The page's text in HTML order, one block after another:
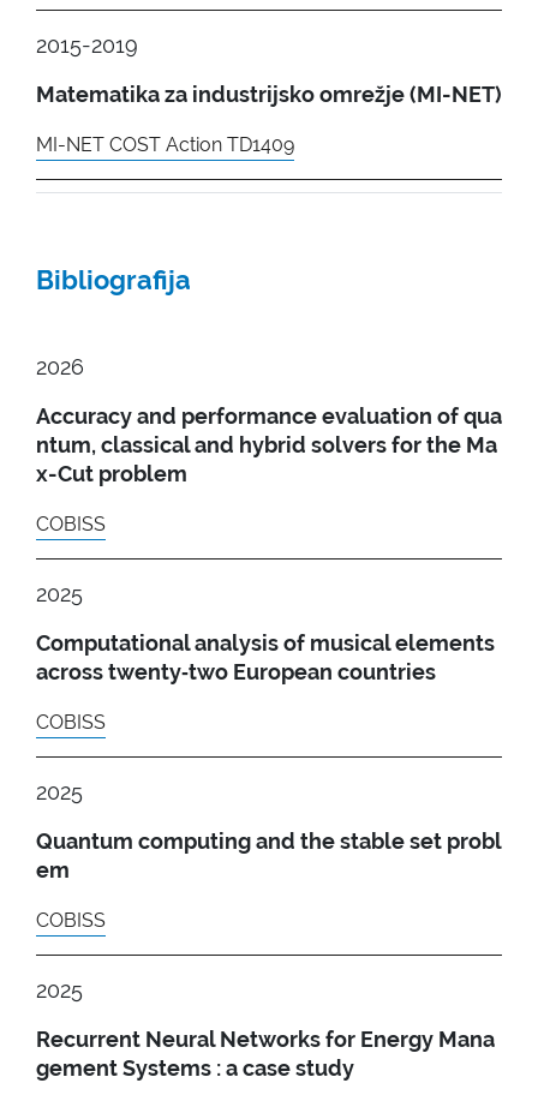
2015-2019
Matematika za industrijsko omrežje (MI-NET)
MI-NET COST Action TD1409
Bibliografija
2026
Accuracy and performance evaluation of qua
ntum, classical and hybrid solvers for the Ma
x-Cut problem
COBISS
2025
Computational analysis of musical elements
across twenty‑two European countries
COBISS
2025
Quantum computing and the stable set probl
em
COBISS
2025
Recurrent Neural Networks for Energy Mana
gement Systems : a case study